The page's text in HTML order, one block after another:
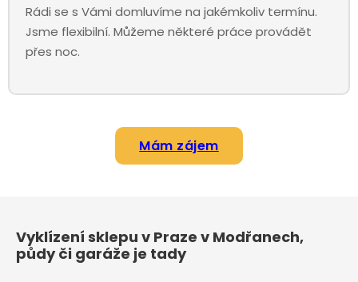
Rádi se s Vámi domluvíme na jakémkoliv termínu.
Jsme flexibilní. Můžeme některé práce provádět
přes noc.
Mám zájem
Vyklízení sklepu v Praze v Modřanech,
půdy či garáže je tady